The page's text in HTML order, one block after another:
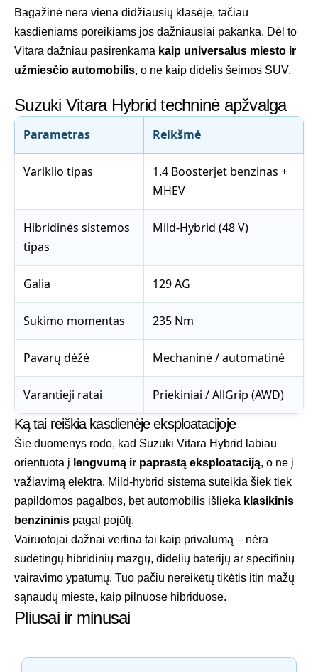
Bagažinė nėra viena didžiausių klasėje, tačiau
kasdieniams poreikiams jos dažniausiai pakanka. Dėl to
Vitara dažniau pasirenkama kaip universalus miesto ir
užmiesčio automobilis, o ne kaip didelis šeimos SUV.
Suzuki Vitara Hybrid techninė apžvalga
Parametras Reikšmė
Variklio tipas
1.4 Boosterjet benzinas +
MHEV
Hibridinės sistemos
tipas
Mild-Hybrid (48 V)
Galia 129 AG
Sukimo momentas 235 Nm
Pavarų dėžė Mechaninė / automatinė
Varantieji ratai
Priekiniai / AllGrip (AWD)
Ką tai reiškia kasdienėje eksploatacijoje
Šie duomenys rodo, kad Suzuki Vitara Hybrid labiau
orientuota į lengvumą ir paprastą eksploataciją, o ne į
važiavimą elektra. Mild-hybrid sistema suteikia šiek tiek
papildomos pagalbos, bet automobilis išlieka klasikinis
benzininis pagal pojūtį.
Vairuotojai dažnai vertina tai kaip privalumą – nėra
sudėtingų hibridinių mazgų, didelių baterijų ar specifinių
vairavimo ypatumų. Tuo pačiu nereikėtų tikėtis itin mažų
sąnaudų mieste, kaip pilnuose hibriduose.
Pliusai ir minusai